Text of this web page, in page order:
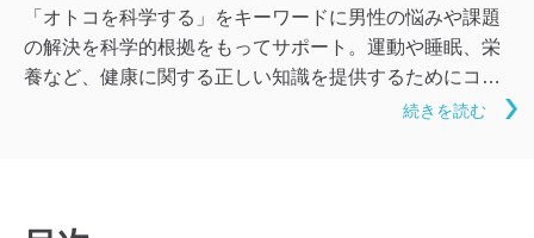
「オトコを科学する」をキーワードに男性の悩みや課題
の解決を科学的根拠をもってサポート。運動や睡眠、栄
養など、健康に関する正しい知識を提供するためにコン
続きを読む